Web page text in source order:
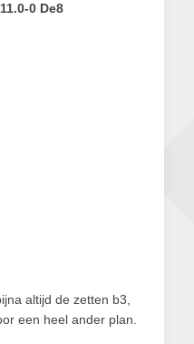
0 De8
altijd de zetten b3,
een heel ander plan.